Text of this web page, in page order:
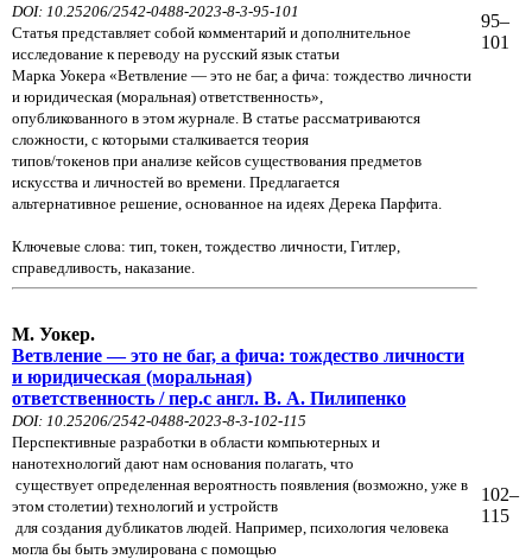
DOI: 10.25206/2542-0488-2023-8-3-95-101
Статья представляет собой комментарий и дополнительное
исследование к переводу на русский язык статьи
Марка Уокера «Ветвление — это не баг, а фича: тождество личности
и юридическая (моральная) ответственность»,
опубликованного в этом журнале. В статье рассматриваются
сложности, с которыми сталкивается теория
типов/токенов при анализе кейсов существования предметов
искусства и личностей во времени. Предлагается
альтернативное решение, основанное на идеях Дерека Парфита.
Ключевые слова: тип, токен, тождество личности, Гитлер,
справедливость, наказание.
95–
101
М. Уокер.
Ветвление — это не баг, а фича: тождество личности
и юридическая (моральная)
ответственность / пер.с англ. В. А. Пилипенко
DOI: 10.25206/2542-0488-2023-8-3-102-115
Перспективные разработки в области компьютерных и
нанотехнологий дают нам основания полагать, что
существует определенная вероятность появления (возможно, уже в
этом столетии) технологий и устройств
для создания дубликатов людей. Например, психология человека
могла бы быть эмулирована с помощью
102–
115